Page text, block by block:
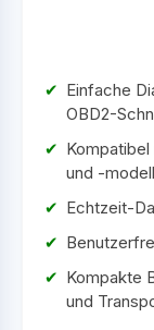
Einfache
OBD2-
und -
Echtzeit-
Kompakte
und